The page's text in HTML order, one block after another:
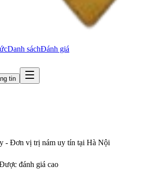
Danh sáchĐánh giá
tin
- Đơn vị trị nám uy tín tại Hà Nội
đánh giá cao